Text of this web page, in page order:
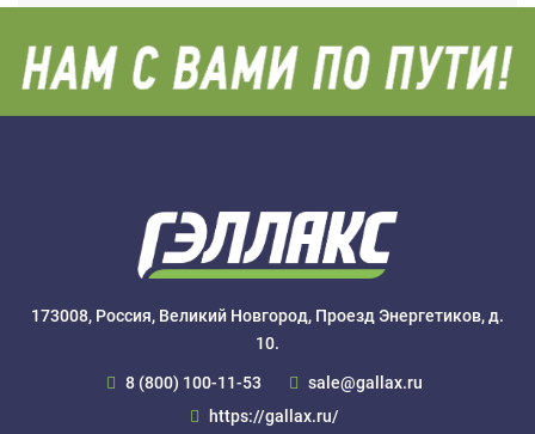
173008, Россия, Великий Новгород, Проезд Энергетиков, д.
10.
8 (800) 100-11-53
sale@gallax.ru
https://gallax.ru/